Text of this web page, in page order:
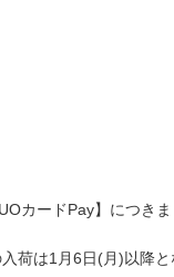
カードPay】につき
荷は1月6日(月)以降と